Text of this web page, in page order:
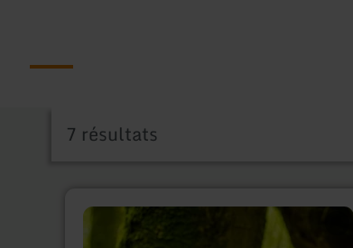
7 résultats
en